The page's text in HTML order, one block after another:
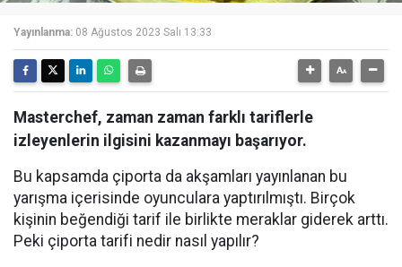
Yayınlanma: 08 Ağustos 2023 Salı 13:33
Masterchef, zaman zaman farklı tariflerle
izleyenlerin ilgisini kazanmayı başarıyor.
Bu kapsamda çiporta da akşamları yayınlanan bu
yarışma içerisinde oyunculara yaptırılmıştı. Birçok
kişinin beğendiği tarif ile birlikte meraklar giderek arttı.
Peki çiporta tarifi nedir nasıl yapılır?